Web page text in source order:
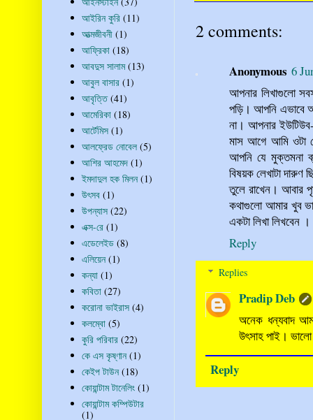
2 comments:
Anonymous 6
আপনার লিখাগুলো
পড়ি। আপনি এভাবে
না। আপনার
মাস আগে আমি ওটা
আপনি যে মুক্তমনা
বিষয়ক লেখাটা
তুলে রাখেন। আবার
কথাগুলো আমার খুব
একটা লিখা লিখবেন ।
Reply
Replies
Pradip Deb
অনেক ধন্যবাদ
উৎসাহ পাই।
Reply
আইরিন কুরি (11)
আত্মজীবনী (1)
আফ্রিকা (18)
আবদুস সালাম (13)
আবুল বাসার (1)
আবৃত্তি (41)
আমেরিকা (18)
আর্টেমিস (1)
আলফ্রেড নোবেল (5)
আশির আহমেদ (1)
ইমদাদুল হক মিলন (1)
উৎসব (1)
উপন্যাস (22)
এক্স-রে (1)
এডেলেইড (8)
এলিয়েন (1)
কন্যা (1)
কবিতা (27)
করোনা ভাইরাস (4)
কলম্বো (5)
কুরি পরিবার (22)
কে এস কৃষ্ণান (1)
কেইপ টাউন (18)
কোয়ান্টাম টানেলিং (1)
কোয়ান্টাম কম্পিউটার
(1)